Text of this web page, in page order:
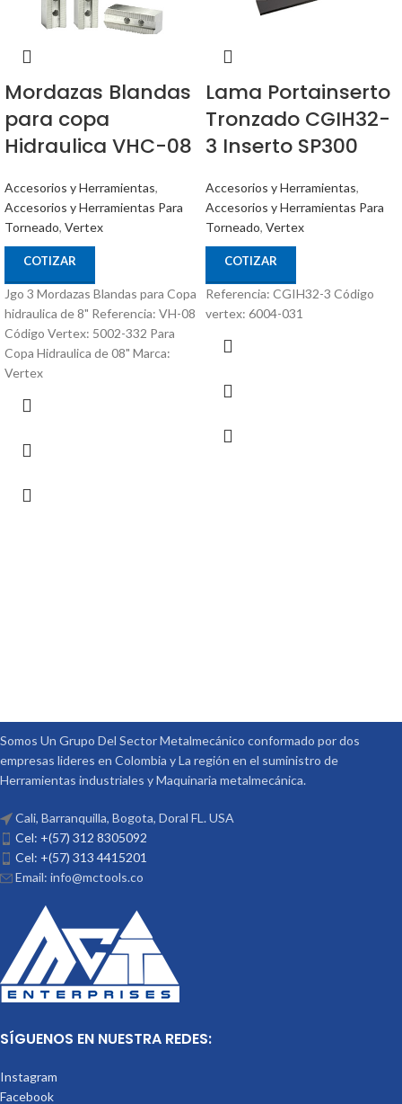
Mordazas Blandas
para copa
Hidraulica VHC-08
Accesorios y Herramientas,
Accesorios y Herramientas Para
Torneado, Vertex
COTIZAR
Jgo 3 Mordazas Blandas para Copa
hidraulica de 8" Referencia: VH-08
Código Vertex: 5002-332 Para
Copa Hidraulica de 08" Marca:
Vertex
Lama Portainserto
Tronzado CGIH32-
3 Inserto SP300
Accesorios y Herramientas,
Accesorios y Herramientas Para
Torneado, Vertex
COTIZAR
Referencia: CGIH32-3 Código
vertex: 6004-031
Somos Un Grupo Del Sector Metalmecánico conformado por dos
empresas lideres en Colombia y La región en el suministro de
Herramientas industriales y Maquinaria metalmecánica.
Cali, Barranquilla, Bogota, Doral FL. USA
Cel: +(57) 312 8305092
Cel: +(57) 313 4415201
Email: info@mctools.co
SÍGUENOS EN NUESTRA REDES:
Instagram
Facebook